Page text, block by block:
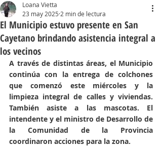
El Municipio estuvo presente en San
Cayetano brindando asistencia integral a
los vecinos
Loana Vietta
23 may 2025 2 min de lectura
A través de distintas áreas, el Municipio
continúa con la entrega de colchones
que comenzó este miércoles y la
limpieza integral de calles y viviendas.
También asiste a las mascotas. El
intendente y el ministro de Desarrollo de
la Comunidad de la Provincia
coordinaron acciones para la zona.